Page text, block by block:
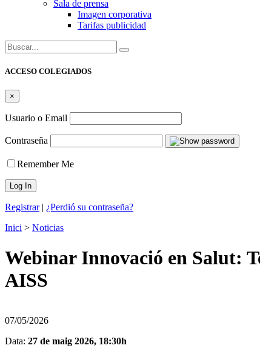
Sala de prensa
Imagen corporativa
Tarifas publicidad
Buscar:
ACCESO COLEGIADOS
×
Usuario o Email
Contraseña
Remember Me
Registrar| ¿Perdió su contraseña?
Inici > Noticias
Webinar Innovació en Salut:
AISS
07/05/2026
Data: 27 de maig 2026, 18:30h